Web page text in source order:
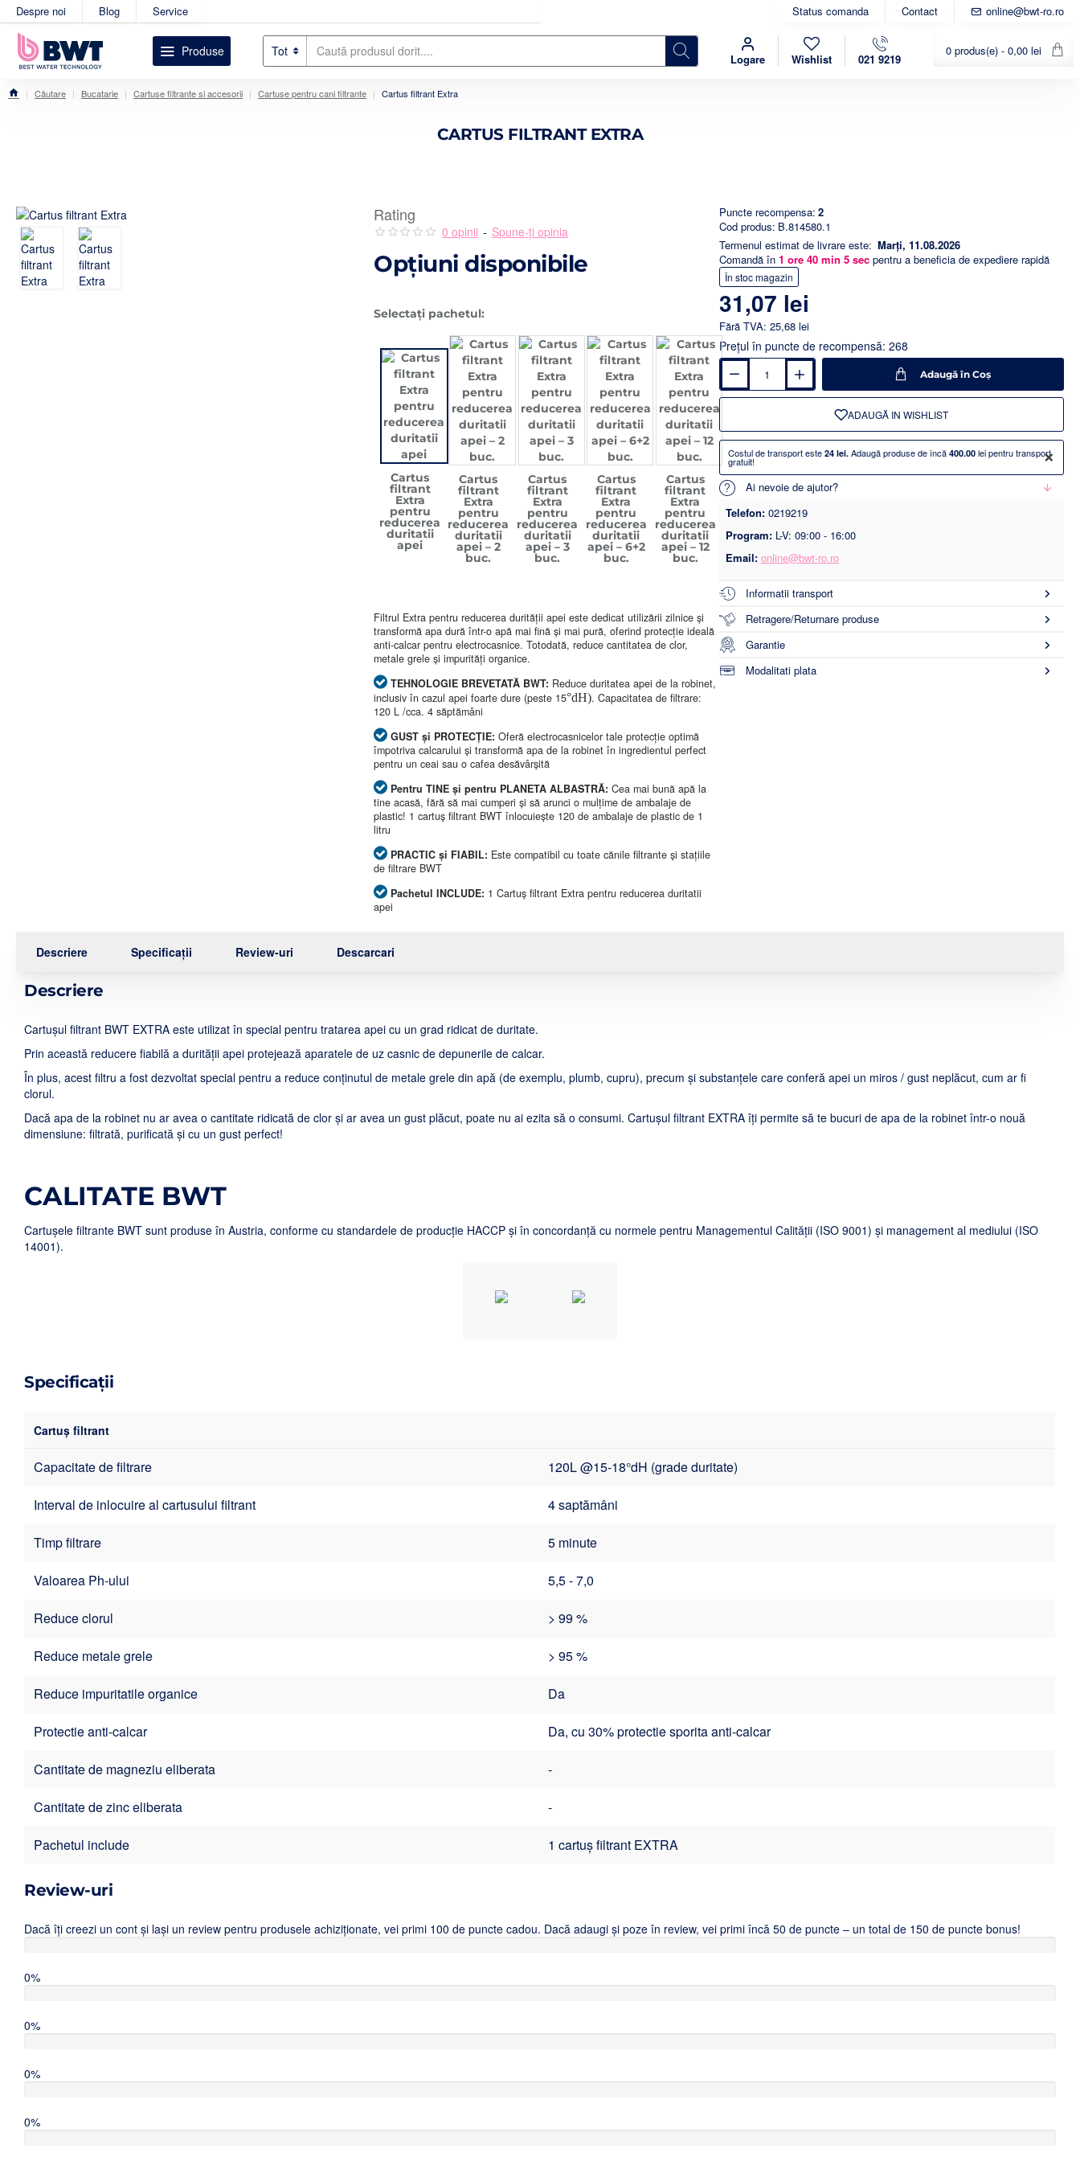
Despre noi Blog Service Status comanda Contact online@bwt-ro.ro
Produse Tot
Caută
produsul
Logare Wishlist 021 9219
0 produs(e) - 0,00 lei
CARTUS FILTRANT EXTRA
home
Căutare Bucatarie Cartuse filtrante si accesorii Cartuse pentru cani filtrante Cartus filtrant Extra
Filtrul Extra pentru reducerea durității apei este dedicat utilizării zilnice și
transformă apa dură într-o apă mai fină și mai pură, oferind protecție ideală
anti-calcar pentru electrocasnice. Totodată, reduce cantitatea de clor,
metale grele și impurități organice.
TEHNOLOGIE BREVETATĂ BWT: Reduce duritatea apei de la robinet,
inclusiv în cazul apei foarte dure (peste 15°dH). Capacitatea de filtrare:
120 L /cca. 4 săptămâni
GUST și PROTECȚIE:Oferă electrocasnicelor tale protecție optimă
împotriva calcarului și transformă apa de la robinet în ingredientul perfect
pentru un ceai sau o cafea desăvârșită
Pentru TINE și pentru PLANETA ALBASTRĂ:Cea mai bună apă la
tine acasă, fără să mai cumperi și să arunci o mulțime de ambalaje de
plastic! 1 cartuș filtrant BWT înlocuiește 120 de ambalaje de plastic de 1
litru
PRACTIC și FIABIL: Este compatibil cu toate cănile filtrante și stațiile
de filtrare BWT
Pachetul INCLUDE: 1 Cartuș filtrant Extra pentru reducerea duritatii
apei
Rating
0 opinii - Spune-ţi opinia
Opţiuni disponibile
Selectați pachetul:
Cartus
filtrant
Extra
pentru
reducerea
duritatii
apei
Cartus
filtrant
Extra
pentru
reducerea
duritatii
apei – 2
buc.
Cartus
filtrant
Extra
pentru
reducerea
duritatii
apei – 3
buc.
Cartus
filtrant
Extra
pentru
reducerea
duritatii
apei – 6+2
buc.
Cartus
filtrant
Extra
pentru
reducerea
duritatii
apei – 12
buc.
Termenul estimat de livrare este: Marți, 11.08.2026
Puncte recompensa: 2
Cod produs: B.814580.1
Comandă în 1 ore 40min 5secpentru a beneficia de expediere rapidă
În stoc magazin
31,07 lei
Fără TVA: 25,68 lei
Preţul în puncte de recompensă: 268
Adaugă în Coş
ADAUGĂ IN WISHLIST
Ai nevoie de ajutor?
Telefon:0219219
Program:L-V: 09:00 - 16:00
Email: online@bwt-ro.ro
Informatii transport
Retragere/Returnare produse
Garantie
Modalitati plata
×
Costul de transport este 24 lei. Adaugă produse de încă 400.00lei pentru transport
gratuit!
Descriere Specificații Review-uri Descarcari
Descriere
Cartușul filtrant BWT EXTRA este utilizat în special pentru tratarea apei cu un grad ridicat de duritate.
Prin această reducere fiabilă a durității apei protejează aparatele de uz casnic de depunerile de calcar.
În plus, acest filtru a fost dezvoltat special pentru a reduce conținutul de metale grele din apă (de exemplu, plumb, cupru), precum și substanțele care conferă apei un miros / gust neplăcut, cum ar fi
clorul.
Dacă apa de la robinet nu ar avea o cantitate ridicată de clor și ar avea un gust plăcut, poate nu ai ezita să o consumi. Cartușul filtrant EXTRA îți permite să te bucuri de apa de la robinet într-o nouă
dimensiune: filtrată, purificată și cu un gust perfect!
CALITATE BWT
Cartușele filtrante BWT sunt produse în Austria, conforme cu standardele de producție HACCP și în concordanță cu normele pentru Managementul Calității (ISO 9001) și management al mediului (ISO
14001).
Specificații
Cartuș filtrant
Capacitate de filtrare 120L @15-18°dH (grade duritate)
Interval de inlocuire al cartusului filtrant 4 saptămâni
Timp filtrare 5 minute
Valoarea Ph-ului 5,5 - 7,0
Reduce clorul > 99 %
Reduce metale grele > 95 %
Reduce impuritatile organice Da
Protectie anti-calcar Da, cu 30% protectie sporita anti-calcar
Cantitate de magneziu eliberata -
Cantitate de zinc eliberata -
Pachetul include 1 cartuș filtrant EXTRA
Review-uri
Dacă îți creezi un cont și lași un review pentru produsele achiziționate, vei primi 100 de puncte cadou. Dacă adaugi și poze în review, vei primi încă 50 de puncte – un total de 150 de puncte bonus!
0%
0%
0%
0%